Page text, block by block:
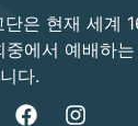
은 현재 세계
에서 예배하
다.